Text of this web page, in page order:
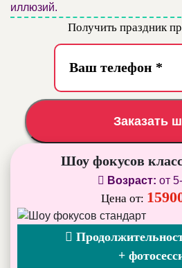
иллюзий.
Получить праздник
Заказать
Шоу фокусов
Возраст: от
Цена от:
+